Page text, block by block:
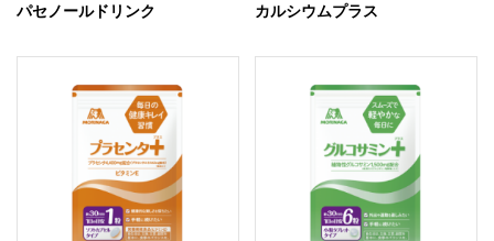
パセノールドリンク カルシウムプラス